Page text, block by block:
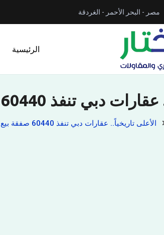
مصر - البحر الأحمر - الغردقة
الرئيسية
صفقة بيع بـ 177.3 مليار درهم في 6 شهور
الأعلى تاريخياً.. عقارات دبي تنفذ 60440 صفقة بيع بـ 177.3 مليار درهم في 6 شهور